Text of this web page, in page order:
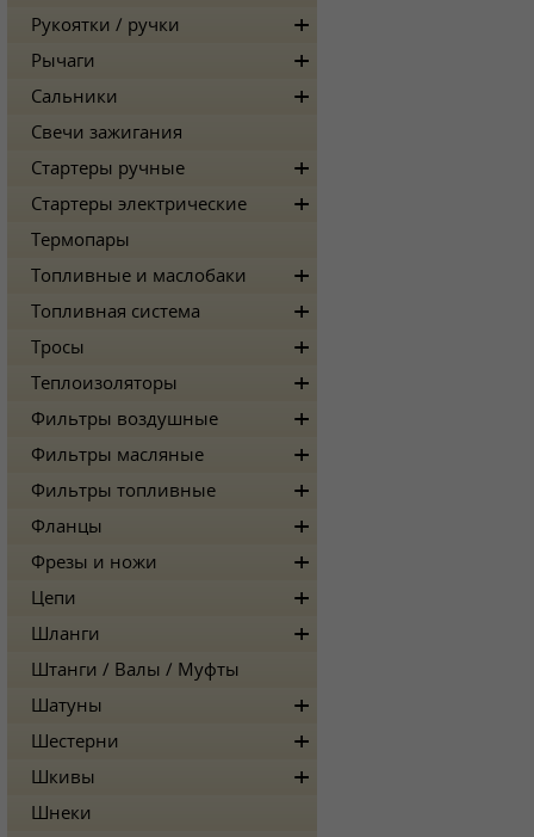
Рукоятки / ручки
Рычаги
Сальники
Свечи зажигания
Стартеры ручные
Стартеры электрические
Термопары
Топливные и маслобаки
Топливная система
Тросы
Теплоизоляторы
Фильтры воздушные
Фильтры масляные
Фильтры топливные
Фланцы
Фрезы и ножи
Цепи
Шланги
Штанги / Валы / Муфты
Шатуны
Шестерни
Шкивы
Шнеки